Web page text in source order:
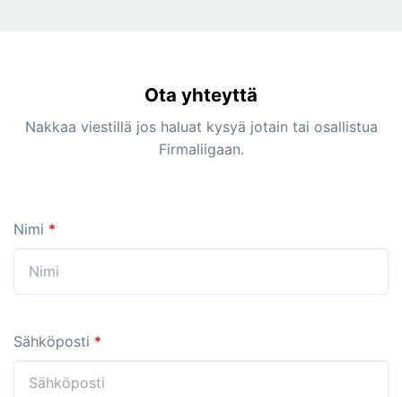
Ota yhteyttä
Nakkaa viestillä jos haluat kysyä jotain tai osallistua
Firmaliigaan.
Nimi *
Sähköposti *